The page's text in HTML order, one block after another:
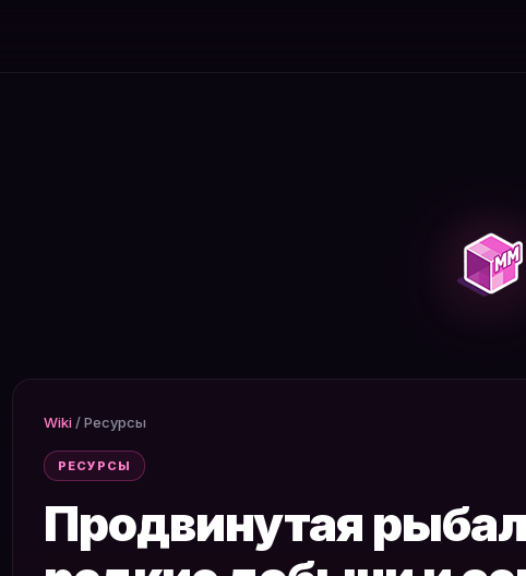
кроме рыбы. Редкие предметы, сокровища. Как улучшить
Wiki /Ресурсы
РЕСУРСЫ
Продвинутая